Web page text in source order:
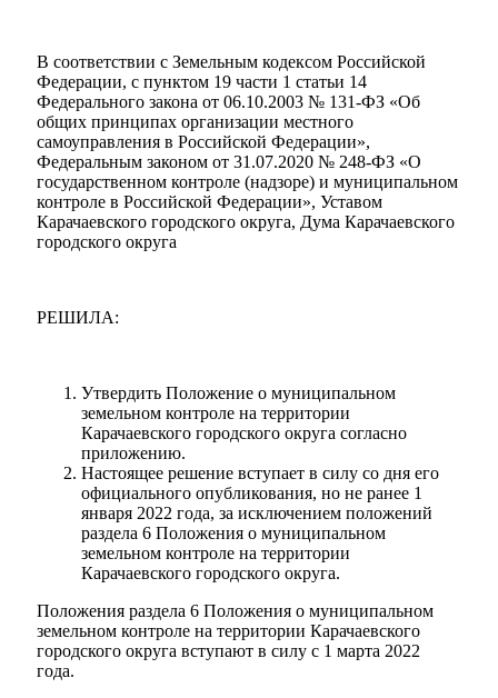
В соответствии с Земельным кодексом Российской
Федерации, с пунктом 19 части 1 статьи 14
Федерального закона от 06.10.2003 № 131-ФЗ «Об
общих принципах организации местного
самоуправления в Российской Федерации»,
Федеральным законом от 31.07.2020 № 248-ФЗ «О
государственном контроле (надзоре) и муниципальном
контроле в Российской Федерации», Уставом
Карачаевского городского округа, Дума Карачаевского
городского округа
РЕШИЛА:
Утвердить Положение о муниципальном
земельном контроле на территории
Карачаевского городского округа согласно
приложению.
Настоящее решение вступает в силу со дня его
официального опубликования, но не ранее 1
января 2022 года, за исключением положений
раздела 6 Положения о муниципальном
земельном контроле на территории
Карачаевского городского округа.
Положения раздела 6 Положения о муниципальном
земельном контроле на территории Карачаевского
городского округа вступают в силу с 1 марта 2022
года.
Мэр